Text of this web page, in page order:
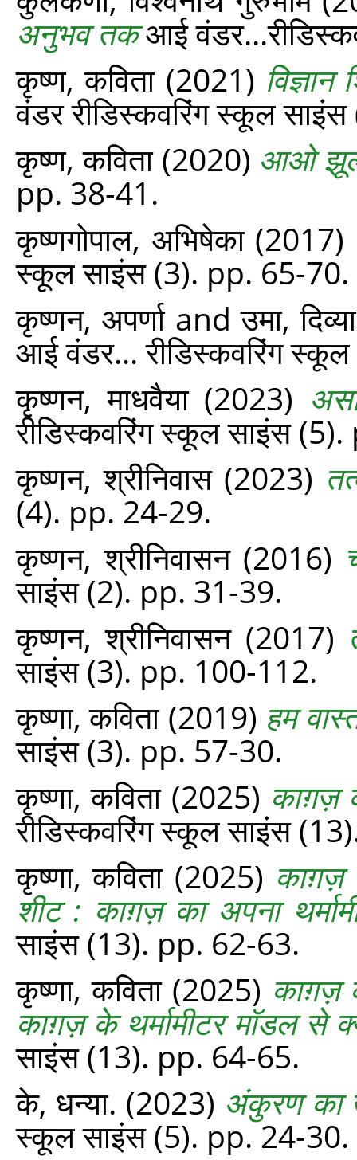
अनुभव तकआई
कृष्ण, कविता(2021)
वंडर रीडिस्‍कवरिंग स्‍कूल
कृष्ण, कविता(2020) आओ
pp. 38-41.
कृष्णगोपाल, अभिषेका(2017)
स्‍कूल साइंस (3). pp. 65-70.
कृष्णन, अपर्णाandउमा, दिव्या
आई वंडर... रीडिस्‍कवरिंग
कृष्णन, माधवैया(2023)
रीडिस्‍कवरिंग स्‍कूल साइंस
कृष्णन, श्रीनिवास(2023)
(4). pp. 24-29.
कृष्णन, श्रीनिवासन(2016)
साइंस (2). pp. 31-39.
कृष्णन, श्रीनिवासन(2017)
साइंस (3). pp. 100-112.
कृष्णा, कविता(2019) हम
साइंस (3). pp. 57-30.
कृष्णा, कविता(2025) काग़ज़
रीडिस्‍कवरिंग स्‍कूल साइंस
कृष्णा, कविता(2025) काग़ज़
शीट : काग़ज़ का अपना
साइंस (13). pp. 62-63.
कृष्णा, कविता(2025) काग़ज़
काग़ज़ के थर्मामीटर मॉडल से
साइंस (13). pp. 64-65.
के, धन्या. (2023) अंकुरण का
स्‍कूल साइंस (5). pp. 24-30.